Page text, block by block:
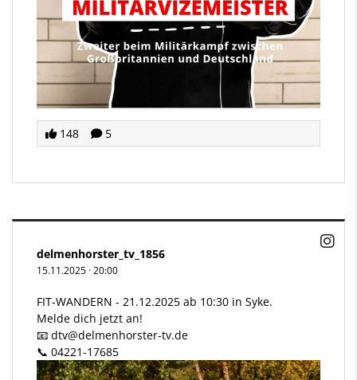
148 5
delmenhorster_tv_1856
15.11.2025 ·20:00
FIT-WANDERN - 21.12.2025 ab 10:30 in Syke.
Melde dich jetzt an!
📧 dtv@delmenhorster-tv.de
📞 04221-17685